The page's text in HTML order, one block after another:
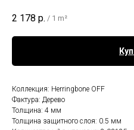
2 178 р. / 1 m²
Коллекция: Herringbone OFF
Фактура: Дерево
Толщина: 4 мм
Толщина защитного слоя: 0.5 мм